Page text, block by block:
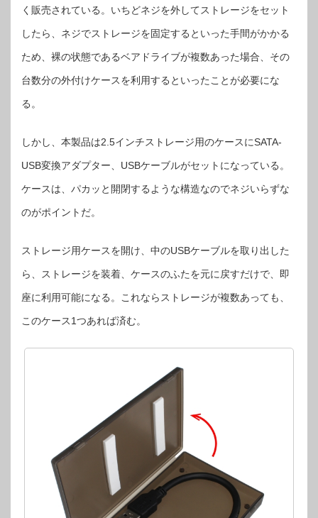
利
な
対
応
ー
ス
く販売されている。いちどネジを外してストレージをセット
したら、ネジでストレージを固定するといった手間がかかる
ため、裸の状態であるベアドライブが複数あった場合、その
台数分の外付けケースを利用するといったことが必要にな
る。
しかし、本製品は2.5インチストレージ用のケースにSATA-
USB変換アダプター、USBケーブルがセットになっている。
ケースは、パカッと開閉するような構造なのでネジいらずな
のがポイントだ。
ストレージ用ケースを開け、中のUSBケーブルを取り出した
ら、ストレージを装着、ケースのふたを元に戻すだけで、即
座に利用可能になる。これならストレージが複数あっても、
このケース1つあれば済む。